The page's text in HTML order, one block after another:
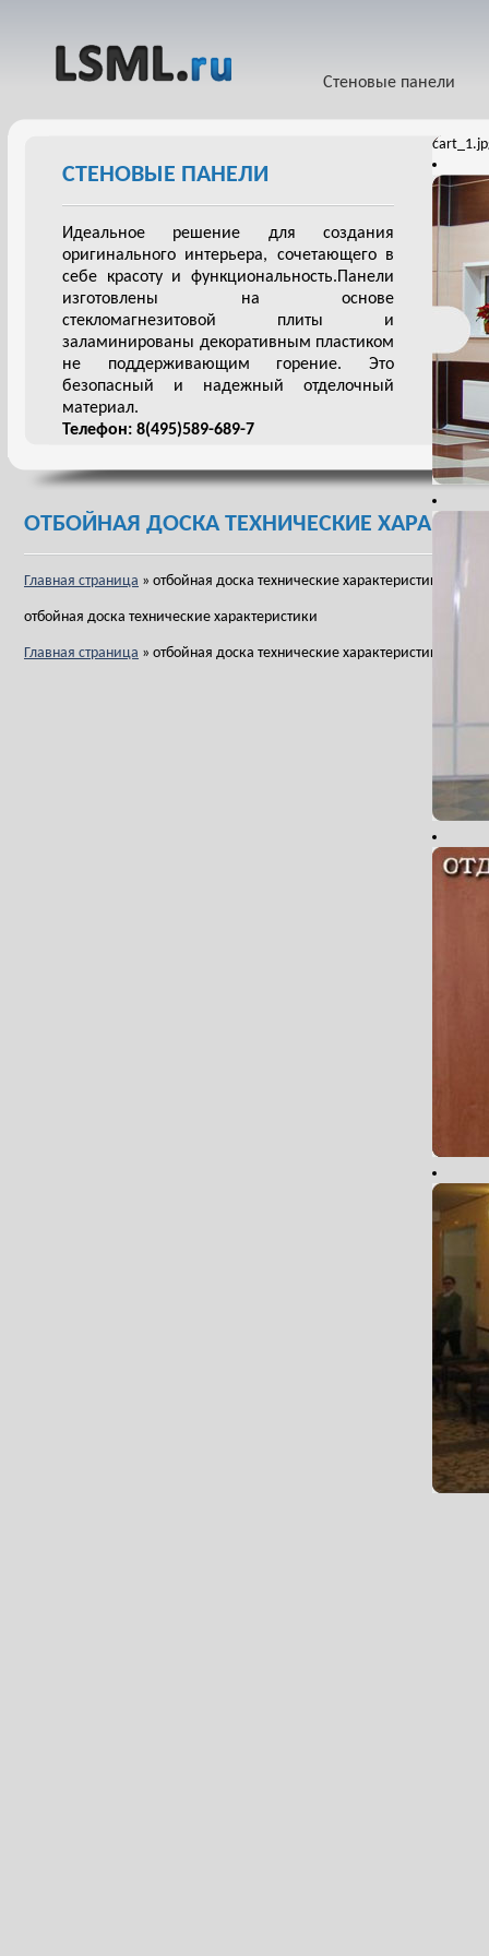
Стеновые панели
СТЕНОВЫЕ ПАНЕЛИ
Идеальное решение для создания
оригинального интерьера, сочетающего в
себе красоту и функциональность.Панели
изготовлены на основе
стекломагнезитовой плиты и
заламинированы декоративным пластиком
не поддерживающим горение. Это
безопасный и надежный отделочный
материал.
Телефон: 8(495)589-689-7
ОТБОЙНАЯ ДОСКА ТЕХНИЧЕСКИЕ
Главная страница » отбойная доска технические характеристики
отбойная доска технические характеристики
Главная страница » отбойная доска технические характеристики